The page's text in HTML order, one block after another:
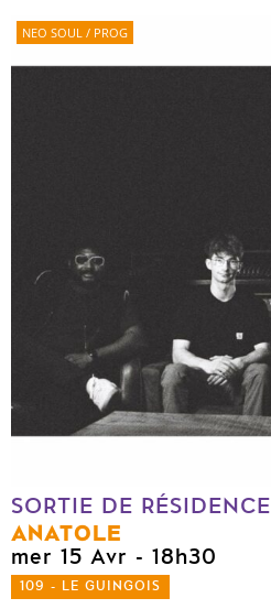
NEO SOUL / PROG
SORTIE DE RÉSIDENCE
ANATOLE
mer 15 Avr - 18h30
109 - LE GUINGOIS